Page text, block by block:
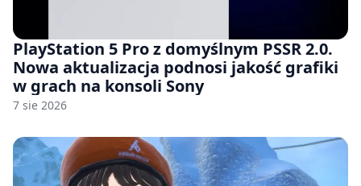
PlayStation 5 Pro z domyślnym PSSR 2.0.
Nowa aktualizacja podnosi jakość grafiki
w grach na konsoli Sony
7 sie 2026